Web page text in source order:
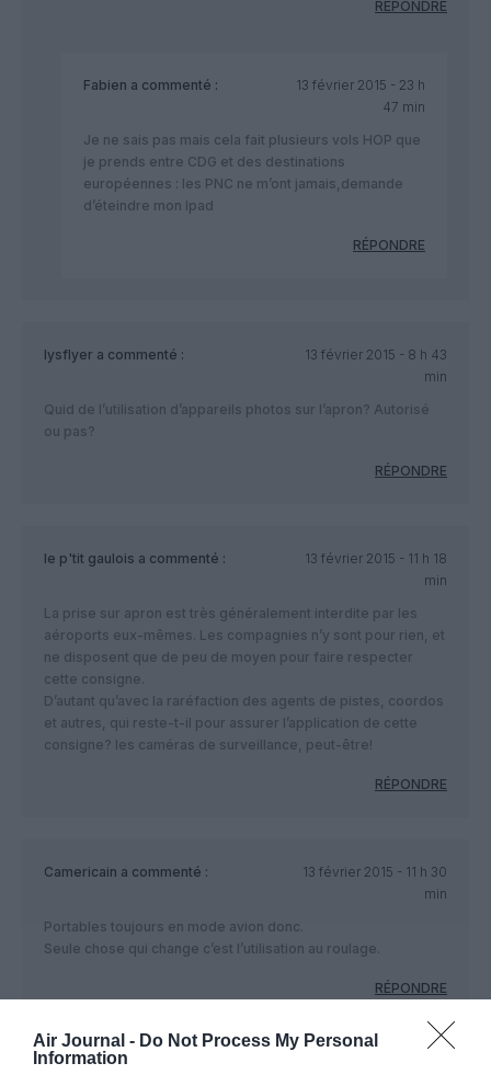
Air Journal - Do Not Process My Personal
Information
RÉPONDRE
Fabien a commenté :
13 février 2015 - 23 h
47 min
Je ne sais pas mais cela fait plusieurs vols HOP que
je prends entre CDG et des destinations
européennes : les PNC ne m’ont jamais,demande
d’éteindre mon Ipad
RÉPONDRE
lysflyer a commenté :
13 février 2015 - 8 h 43
min
Quid de l’utilisation d’appareils photos sur l’apron? Autorisé
ou pas?
RÉPONDRE
le p'tit gaulois a commenté :
13 février 2015 - 11 h 18
min
La prise sur apron est très généralement interdite par les
aéroports eux-mêmes. Les compagnies n’y sont pour rien, et
ne disposent que de peu de moyen pour faire respecter
cette consigne.
D’autant qu’avec la raréfaction des agents de pistes, coordos
et autres, qui reste-t-il pour assurer l’application de cette
consigne? les caméras de surveillance, peut-être!
RÉPONDRE
Camericain a commenté :
13 février 2015 - 11 h 30
min
Portables toujours en mode avion donc.
Seule chose qui change c’est l’utilisation au roulage.
RÉPONDRE